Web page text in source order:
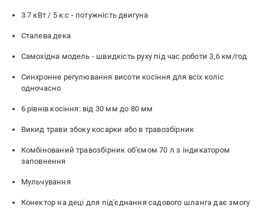
3.7 кВт / 5 к.с - потужність двигуна
Сталева дека
Самохідна модель - швидкість руху під час роботи 3,6 км/год
Синхронне регулювання висоти косіння для всіх коліс
одночасно
6 рівнів косіння: від 30 мм до 80 мм
Викид трави збоку косарки або в травозбірник
Комбінований травозбірник об'ємом 70 л з індикатором
заповнення
Мульчування
Конектор на деці для під'єднання садового шланга дає змогу